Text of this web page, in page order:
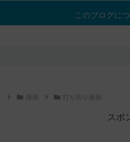
このブログに
漫画 打ち切り漫画
スポ